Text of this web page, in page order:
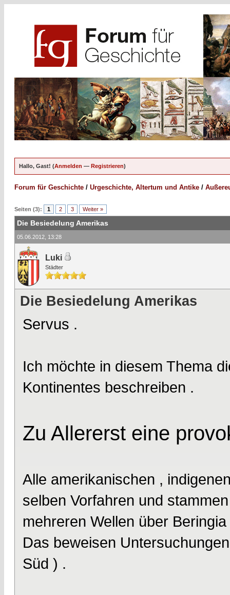
Hallo, Gast! (Anmelden — Registrieren)
Forum für Geschichte / Urgeschichte, Altertum und Antike /
Seiten (3): 1 2 3 Weiter »
Die Besiedelung Amerikas
05.06.2012, 13:28
Luki
Städter
Die Besiedelung Amerikas
Servus .
Ich möchte in diesem Thema
Kontinentes beschreiben .
Zu Allererst eine
Alle amerikanischen ,
selben Vorfahren und
mehreren Wellen über
Das beweisen
Süd ) .